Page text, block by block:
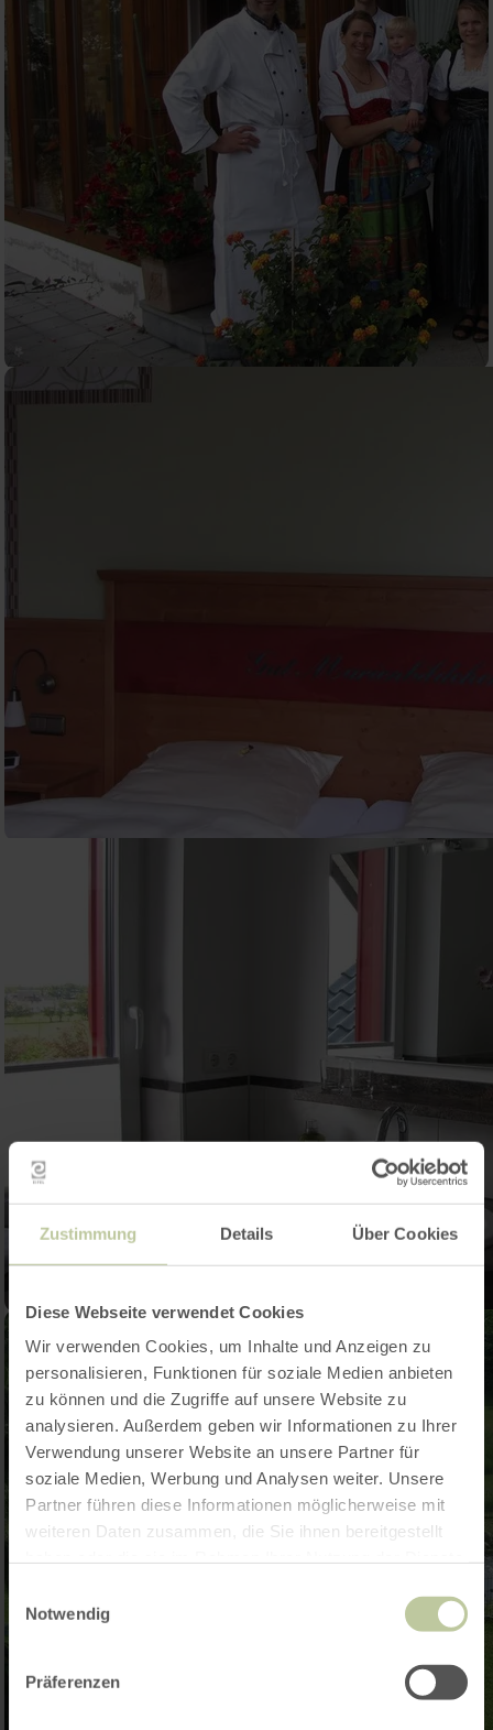
Zustimmung Details Über Cookies
Diese Webseite verwendet Cookies
Wir verwenden Cookies, um Inhalte und Anzeigen zu
personalisieren, Funktionen für soziale Medien anbieten
zu können und die Zugriffe auf unsere Website zu
analysieren. Außerdem geben wir Informationen zu Ihrer
Verwendung unserer Website an unsere Partner für
soziale Medien, Werbung und Analysen weiter. Unsere
Partner führen diese Informationen möglicherweise mit
weiteren Daten zusammen, die Sie ihnen bereitgestellt
Notwendig
Präferenzen